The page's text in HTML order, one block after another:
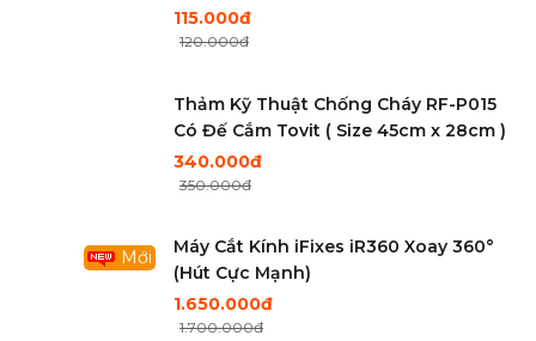
115.000đ
120.000đ
Thảm Kỹ Thuật Chống Cháy RF-P015
Có Đế Cắm Tovit ( Size 45cm x 28cm )
340.000đ
350.000đ
Mới
Máy Cắt Kính iFixes iR360 Xoay 360°
(Hút Cực Mạnh)
1.650.000đ
1.700.000đ